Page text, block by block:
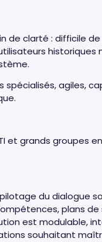
de clarté : difficile
spécialisés, agiles,
et grands groupes
du dialogue
plans de
est modulable,
souhaitant